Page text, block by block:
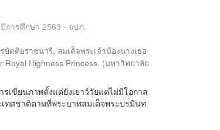
การศึกษา 2563 - จปภ.
ติยราชนารี, สมเด็จพระเจ้าน้องนางเธอ
Royal Highness Princess. (มหาวิทยาลัย
เขียนภาพตั้งแต่ยังเยาว์วัยแต่ไม่มีโอกาส
ทศชาติตามที่พระบาทสมเด็จพระปรมินท